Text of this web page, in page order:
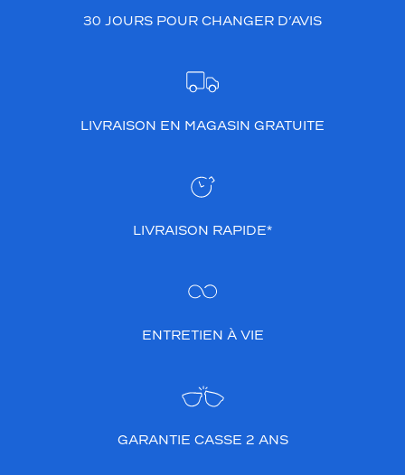
30 JOURS POUR CHANGER D’AVIS
LIVRAISON EN MAGASIN GRATUITE
LIVRAISON RAPIDE*
ENTRETIEN À VIE
GARANTIE CASSE 2 ANS